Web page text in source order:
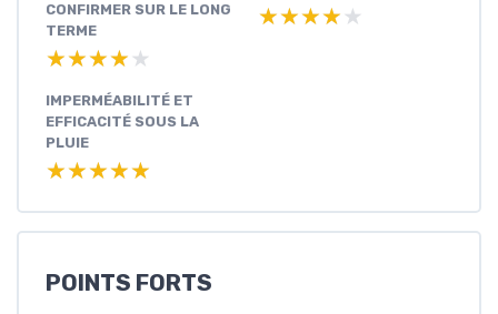
CONFIRMER SUR LE LONG
TERME
★★★★★
★★★★★
★★★★★
★★★★★
IMPERMÉABILITÉ ET
EFFICACITÉ SOUS LA
PLUIE
★★★★★
★★★★★
POINTS FORTS